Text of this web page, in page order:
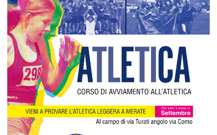
PRIVACY
Privacy
policy
Cookie
policy